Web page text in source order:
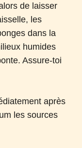
de laisser
les
dans la
humides
Assure-toi
après
les sources